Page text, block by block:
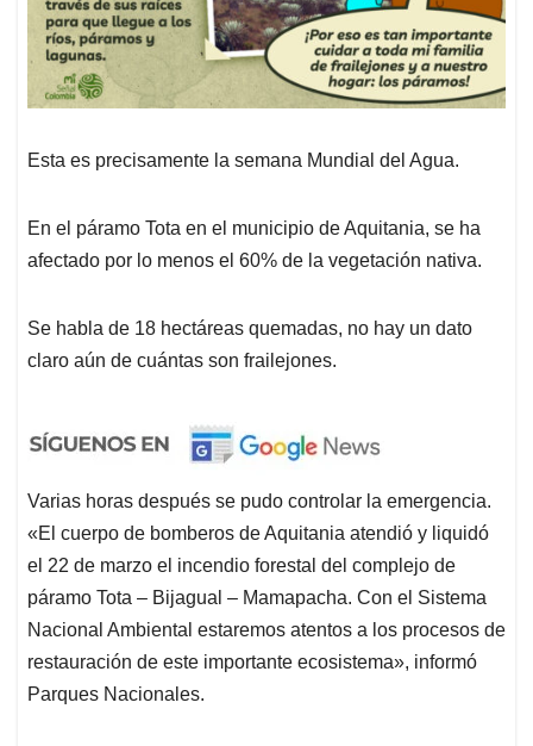
Esta es precisamente la semana Mundial del Agua.
En el páramo Tota en el municipio de Aquitania, se ha
afectado por lo menos el 60% de la vegetación nativa.
Se habla de 18 hectáreas quemadas, no hay un dato
claro aún de cuántas son frailejones.
Varias horas después se pudo controlar la emergencia.
«El cuerpo de bomberos de Aquitania atendió y liquidó
el 22 de marzo el incendio forestal del complejo de
páramo Tota – Bijagual – Mamapacha. Con el Sistema
Nacional Ambiental estaremos atentos a los procesos de
restauración de este importante ecosistema», informó
Parques Nacionales.